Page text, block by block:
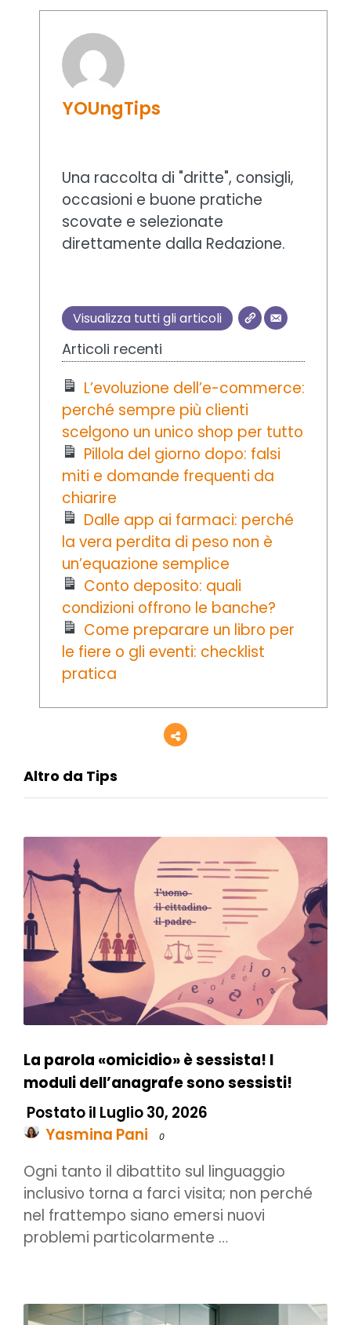
YOUngTips
Una raccolta di "dritte", consigli,
occasioni e buone pratiche
scovate e selezionate
direttamente dalla Redazione.
Visualizza tutti gli articoli
Articoli recenti
L’evoluzione dell’e-commerce:
perché sempre più clienti
scelgono un unico shop per tutto
Pillola del giorno dopo: falsi
miti e domande frequenti da
chiarire
Dalle app ai farmaci: perché
la vera perdita di peso non è
un’equazione semplice
Conto deposito: quali
condizioni offrono le banche?
Come preparare un libro per
le fiere o gli eventi: checklist
pratica
Altro da Tips
La parola «omicidio» è sessista! I
moduli dell’anagrafe sono sessisti!
Postato il Luglio 30, 2026
Yasmina Pani
0
Ogni tanto il dibattito sul linguaggio
inclusivo torna a farci visita; non perché
nel frattempo siano emersi nuovi
problemi particolarmente …